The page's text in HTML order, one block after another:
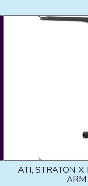
ATI, STRATON
ARM